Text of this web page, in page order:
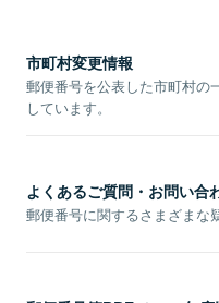
市町村変更情報
郵便番号を公表した市町村の
しています。
よくあるご質問・お問い合
郵便番号に関するさまざまな